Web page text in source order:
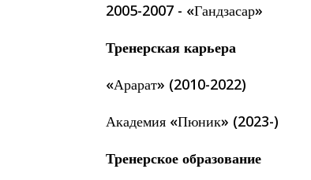
2005-2007 - «Гандзасар»
Тренерская карьера
«Арарат» (2010-2022)
Академия «Пюник» (2023-)
Тренерское образование